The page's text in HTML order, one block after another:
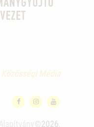
Közösségi Média
2026.